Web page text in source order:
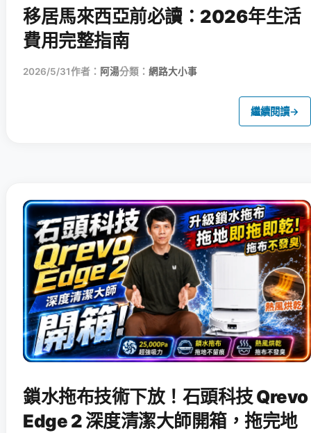
移居馬來西亞前必讀：2026年生活
費用完整指南
2026/5/31作者： 阿湯分類： 網路大小事
繼續閱讀→
鎖水拖布技術下放！石頭科技 Qrevo
Edge 2 深度清潔大師開箱，拖完地